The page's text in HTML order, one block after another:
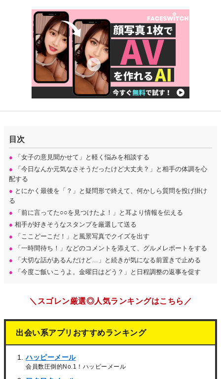
目次
● 「女子の意見聞かせて」と軽く悩みを相談する
● 「今日なんか元気なさそうだったけど大丈夫？」と相手の体調を心
配する
● とにかく最後を「？」と疑問形で終えて、何かしら質問を投げ掛け
る
● 「前に言ってた○○を見つけたよ！」と耳より情報を伝える
● 相手が好きそうなスタンプを厳選して送る
● 「ここどーこだ！」と風景写真でクイズを出す
● 「一時間待ち！」などのコメントを添えて、グルメレポートをする
● 「大切な話があるんだけど…」と続きが気になる前置きで止める
● 「今度ご飯いこうよ。金曜日はどう？」と日程調整の返事を促す
＼スゴレン厳選◎人気ランキングはこちら／
出会い系アプリおすすめランキング
ハッピーメール
会員数圧倒的No.1！ハッピーメール